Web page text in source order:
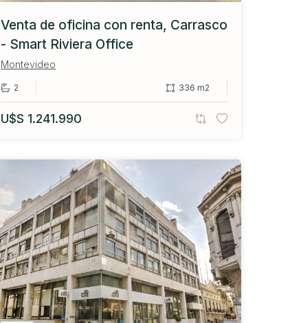
Venta de oficina con renta, Carrasco
- Smart Riviera Office
Montevideo
2 336 m2
U$S 1.241.990